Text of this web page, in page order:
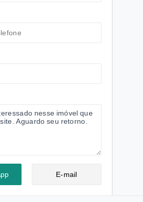
E-mail